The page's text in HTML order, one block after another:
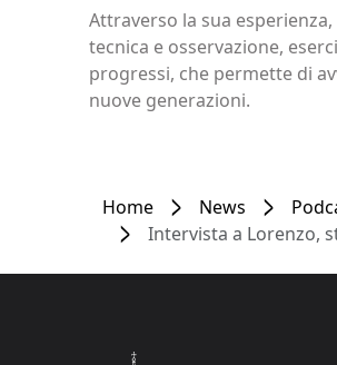
Attraverso la sua
tecnica e osservazione,
progressi, che permette di
nuove generazioni.
Home News
Intervista a Lorenzo,